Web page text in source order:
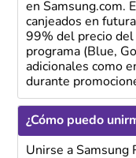
en Samsung.com.
canjeados en
99% del precio
programa (Blue,
adicionales como
durante
¿Cómo puedo
Unirse a Samsung